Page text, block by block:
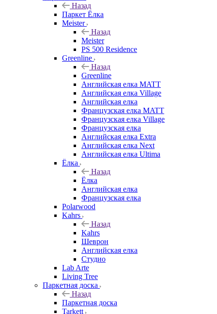
Назад
Паркет Ёлка
Meister
Назад
Meister
PS 500 Residence
Greenline
Назад
Greenline
Английская елка MATT
Английская елка Village
Английская елка
Французская елка MATT
Французская елка Village
Французская елка
Английская елка Extra
Английская елка Next
Английская елка Ultima
Ёлка
Назад
Ёлка
Английская елка
Французская елка
Polarwood
Kahrs
Назад
Kahrs
Шеврон
Английская елка
Студио
Lab Arte
Living Tree
Паркетная доска
Назад
Паркетная доска
Tarkett